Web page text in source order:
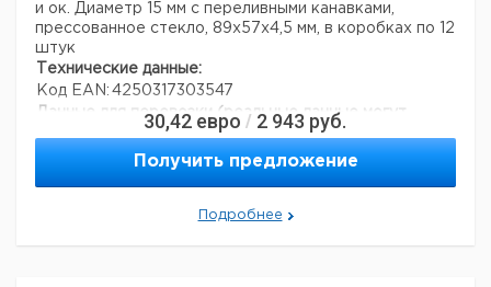
и ок. Диаметр 15 мм с переливными канавками,
прессованное стекло, 89x57x4,5 мм, в коробках по 12
штук
Технические данные:
Код EAN: 4250317303547
Данные для перевозки (реальные данные могут
30,42 евро / 2 943 руб.
Получить предложение
Подробнее